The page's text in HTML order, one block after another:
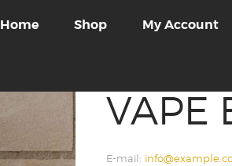
Home Shop My Account
VAPE
E-mail: